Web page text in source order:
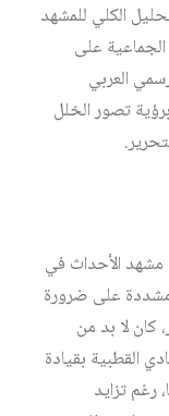
الكلي للمشهد
على
العربي
تصور الخلل
مشهد الأحداث في
مشددة على ضرورة
كان لا بد من
القطبية بقيادة
رغم تزايد